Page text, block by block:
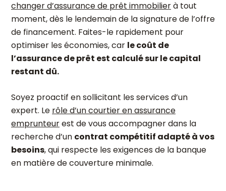
changer d’assurance de prêt immobilierà tout
moment, dès le lendemain de la signature de l’offre
de financement. Faites-le rapidement pour
optimiser les économies, car le coût de
l’assurance de prêt est calculé sur le capital
restant dû.
Soyez proactif en sollicitant les services d’un
expert. Le rôle d’un courtier en assurance
emprunteurest de vous accompagner dans la
recherche d’un contrat compétitif adapté à vos
besoins, qui respecte les exigences de la banque
en matière de couverture minimale.